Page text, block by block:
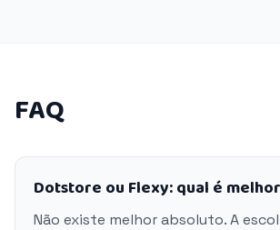
FAQ
Dotstore ou Flexy: qual é
Não existe melhor absoluto. A